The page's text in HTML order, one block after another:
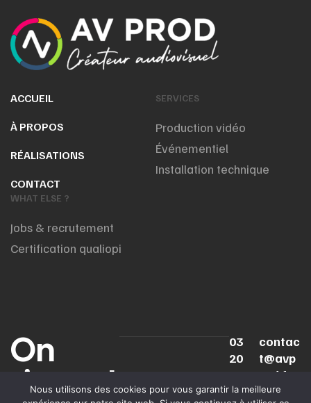
ACCUEIL
À PROPOS
RÉALISATIONS
CONTACT
SERVICES
Production vidéo
Événementiel
Installation technique
WHAT ELSE ?
Jobs & recrutement
Certification qualiopi
On
s'appel
03
20
16
contac
t@avp
rod.fr
Nous utilisons des cookies pour vous garantir la meilleure